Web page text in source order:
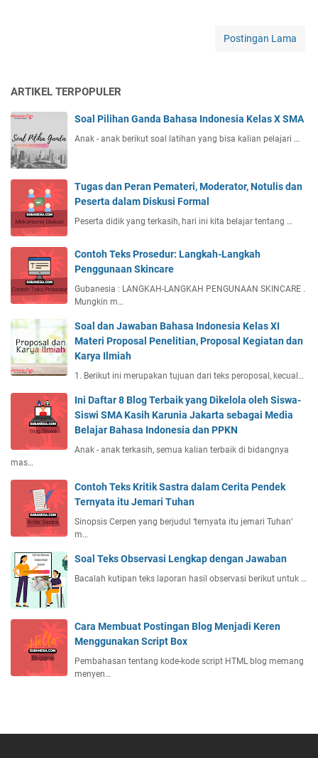
Postingan Lama
ARTIKEL TERPOPULER
Soal Pilihan Ganda Bahasa Indonesia Kelas X SMA
Anak - anak berikut soal latihan yang bisa kalian pelajari …
Tugas dan Peran Pemateri, Moderator, Notulis dan
Peserta dalam Diskusi Formal
Peserta didik yang terkasih, hari ini kita belajar tentang …
Contoh Teks Prosedur: Langkah-Langkah
Penggunaan Skincare
Gubanesia : LANGKAH-LANGKAH PENGUNAAN SKINCARE .
Mungkin m…
Soal dan Jawaban Bahasa Indonesia Kelas XI
Materi Proposal Penelitian, Proposal Kegiatan dan
Karya Ilmiah
1. Berikut ini merupakan tujuan dari teks peroposal, kecual…
Ini Daftar 8 Blog Terbaik yang Dikelola oleh Siswa-
Siswi SMA Kasih Karunia Jakarta sebagai Media
Belajar Bahasa Indonesia dan PPKN
Anak - anak terkasih, semua kalian terbaik di bidangnya
mas…
Contoh Teks Kritik Sastra dalam Cerita Pendek
Ternyata itu Jemari Tuhan
Sinopsis Cerpen yang berjudul ‘ternyata itu jemari Tuhan’
m…
Soal Teks Observasi Lengkap dengan Jawaban
Bacalah kutipan teks laporan hasil observasi berikut untuk …
Cara Membuat Postingan Blog Menjadi Keren
Menggunakan Script Box
Pembahasan tentang kode-kode script HTML blog memang
menyen…